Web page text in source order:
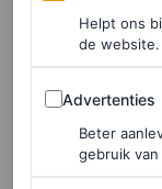
Helpt ons
de website.
Advertenties
Advertenties
Beter
gebruik